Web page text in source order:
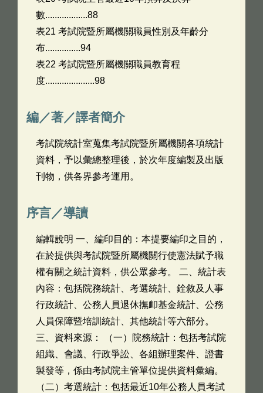
數..................88
表21 考試院暨所屬機關職員性別及年齡分
布...............94
表22 考試院暨所屬機關職員教育程
度.....................98
編／著／譯者簡介
考試院統計室蒐集考試院暨所屬機關各項統計
資料，予以彙總整理後，於次年度編製及出版
刊物，供各界參考運用。
序言／導讀
編輯說明 一、編印目的：本提要編印之目的，
在於提供與考試院暨所屬機關行使憲法賦予職
權有關之統計資料，供公眾參考。 二、統計表
內容：包括院務統計、考選統計、銓敘及人事
行政統計、公務人員退休撫卹基金統計、公務
人員保障暨培訓統計、其他統計等六部分。
三、資料來源： （一）院務統計：包括考試院
組織、會議、行政爭訟、各組辦理案件、證書
製發等，係由考試院主管單位提供資料彙編。
（二）考選統計：包括最近10年公務人員考試